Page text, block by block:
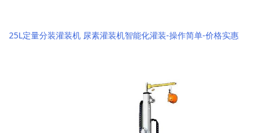
25L定量分装灌装机 尿素灌装机智能化灌装-操作简单-价格实惠